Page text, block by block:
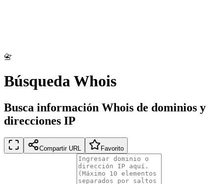
📇
Búsqueda Whois
Busca información Whois de dominios y
direcciones IP
Compartir URL Favorito